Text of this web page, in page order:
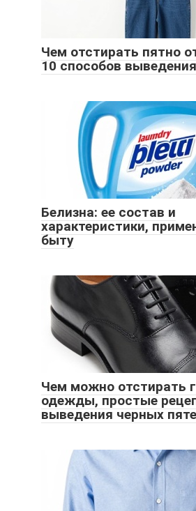
Чем отстирать пятно
10 способов
Белизна: ее состав и
характеристики,
быту
Чем можно отстирать
одежды, простые
выведения черных